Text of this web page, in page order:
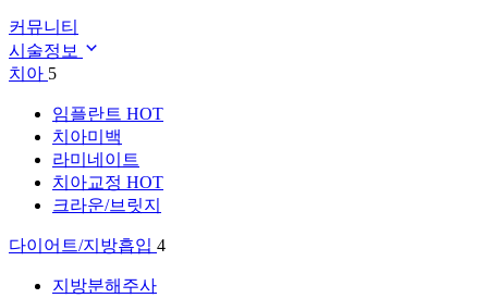
커뮤니티
시술정보
치아 5
임플란트 HOT
치아미백
라미네이트
치아교정 HOT
크라운/브릿지
다이어트/지방흡입 4
지방분해주사